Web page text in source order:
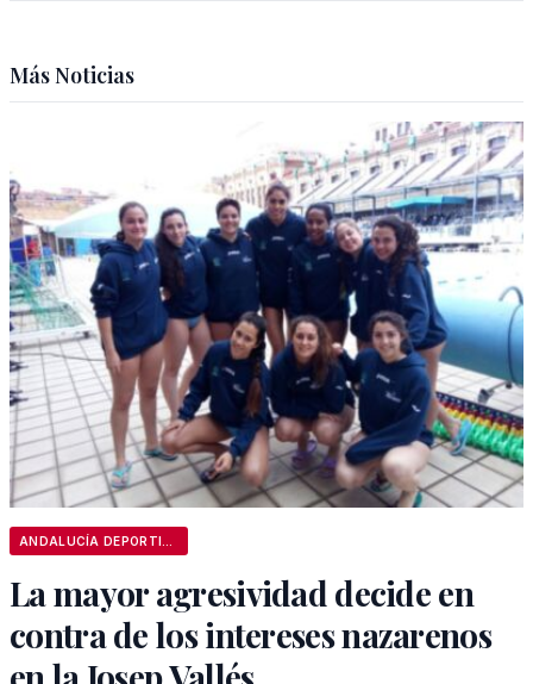
Más Noticias
La mayor agresividad decide en
contra de los intereses nazarenos